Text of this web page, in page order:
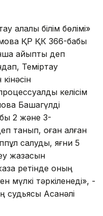
қалалық білім бөлімі»
ҚР ҚК 366-бабы
айыпты деп
Теміртау
келісім
Бақшагүлді
2 және 3-
танып, оған алған
салуды, яғни 5
жазасын
ретінде оның
мүлкі тәркіленеді», -
судьясы Асанәлі